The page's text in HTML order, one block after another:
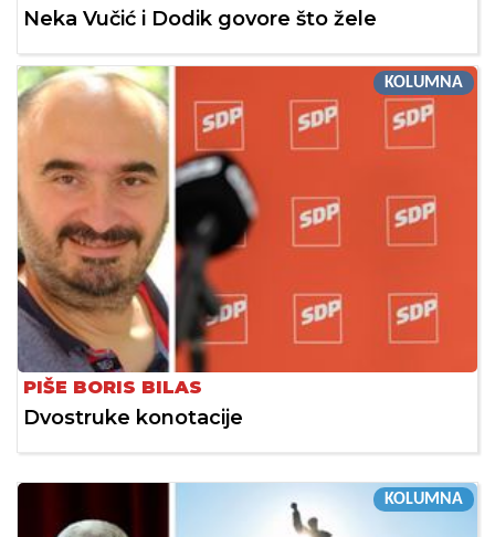
Neka Vučić i Dodik govore što žele
KOLUMNA
PIŠE BORIS BILAS
Dvostruke konotacije
KOLUMNA